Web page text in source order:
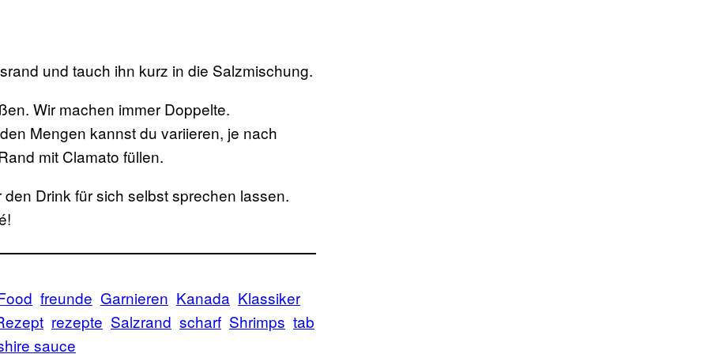
und tauch ihn kurz in die Salzmischung.
Wir machen immer Doppelte.
Mengen kannst du variieren, je nach
mit Clamato füllen.
Drink für sich selbst sprechen lassen.
freunde Garnieren Kanada Klassiker
rezepte Salzrand scharf Shrimps tab
sauce